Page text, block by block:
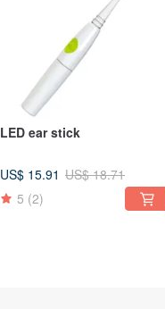
LED ear stick
US$ 15.91 US$ 18.71
5 (2)